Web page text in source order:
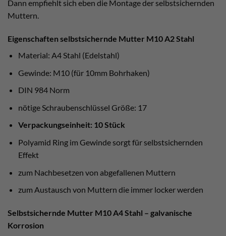
Dann empfiehlt sich eben die Montage der selbstsichernden
Muttern.
Eigenschaften selbstsichernde Mutter M10 A2 Stahl
Material: A4 Stahl (Edelstahl)
Gewinde: M10 (für 10mm Bohrhaken)
DIN 984 Norm
nötige Schraubenschlüssel Größe: 17
Verpackungseinheit: 10 Stück
Polyamid Ring im Gewinde sorgt für selbstsichernden
Effekt
zum Nachbesetzen von abgefallenen Muttern
zum Austausch von Muttern die immer locker werden
Selbstsichernde Mutter M10 A4 Stahl – galvanische
Korrosion